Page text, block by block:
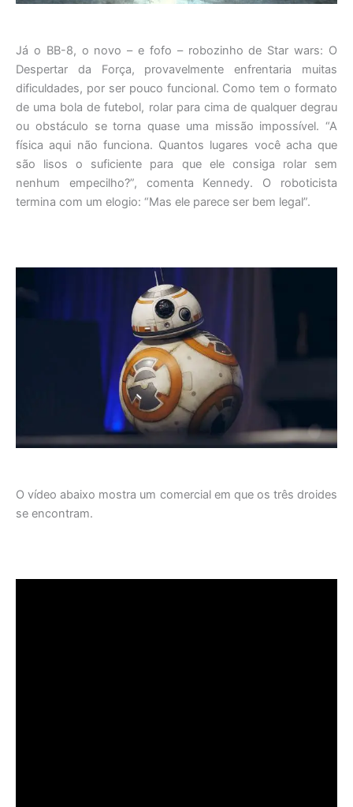
Já o BB-8, o novo – e fofo – robozinho de Star wars: O
Despertar da Força, provavelmente enfrentaria muitas
dificuldades, por ser pouco funcional. Como tem o formato
de uma bola de futebol, rolar para cima de qualquer degrau
ou obstáculo se torna quase uma missão impossível. “A
física aqui não funciona. Quantos lugares você acha que
são lisos o suficiente para que ele consiga rolar sem
nenhum empecilho?”, comenta Kennedy. O roboticista
termina com um elogio: “Mas ele parece ser bem legal”.
O vídeo abaixo mostra um comercial em que os três droides
se encontram.